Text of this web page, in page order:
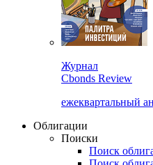
Cbonds Review
ежеквартальный